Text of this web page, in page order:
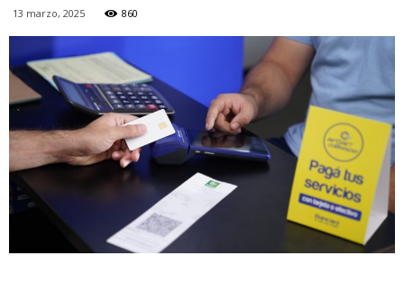
13 marzo, 2025 860